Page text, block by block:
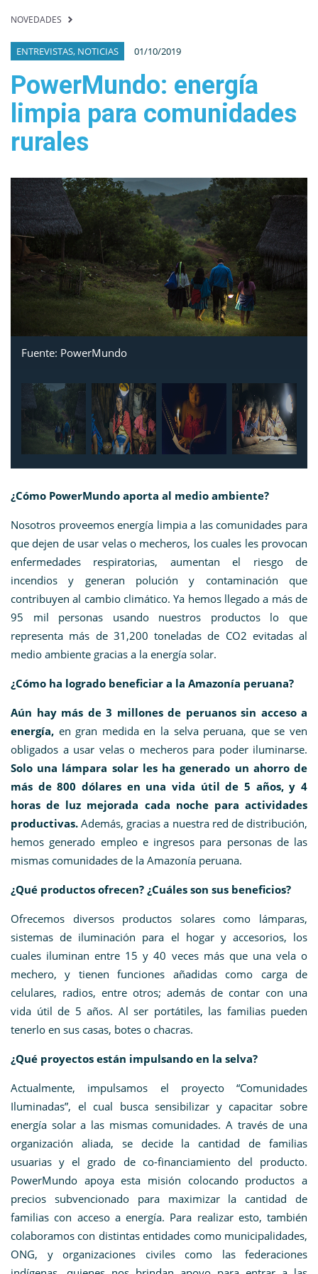
NOVEDADES
ENTREVISTAS, NOTICIAS 01/10/2019
PowerMundo: energía
limpia para comunidades
rurales
Fuente: PowerMundo
¿Cómo PowerMundo aporta al medio ambiente?
Nosotros proveemos energía limpia a las comunidades para
que dejen de usar velas o mecheros, los cuales les provocan
enfermedades respiratorias, aumentan el riesgo de
incendios y generan polución y contaminación que
contribuyen al cambio climático. Ya hemos llegado a más de
95 mil personas usando nuestros productos lo que
representa más de 31,200 toneladas de CO2 evitadas al
medio ambiente gracias a la energía solar.
¿Cómo ha logrado beneficiar a la Amazonía peruana?
Aún hay más de 3 millones de peruanos sin acceso a
energía, en gran medida en la selva peruana, que se ven
obligados a usar velas o mecheros para poder iluminarse.
Solo una lámpara solar les ha generado un ahorro de
más de 800 dólares en una vida útil de 5 años, y 4
horas de luz mejorada cada noche para actividades
productivas.Además, gracias a nuestra red de distribución,
hemos generado empleo e ingresos para personas de las
mismas comunidades de la Amazonía peruana.
¿Qué productos ofrecen? ¿Cuáles son sus beneficios?
Ofrecemos diversos productos solares como lámparas,
sistemas de iluminación para el hogar y accesorios, los
cuales iluminan entre 15 y 40 veces más que una vela o
mechero, y tienen funciones añadidas como carga de
celulares, radios, entre otros; además de contar con una
vida útil de 5 años. Al ser portátiles, las familias pueden
tenerlo en sus casas, botes o chacras.
¿Qué proyectos están impulsando en la selva?
Actualmente, impulsamos el proyecto “Comunidades
Iluminadas”, el cual busca sensibilizar y capacitar sobre
energía solar a las mismas comunidades. A través de una
organización aliada, se decide la cantidad de familias
usuarias y el grado de co-financiamiento del producto.
PowerMundo apoya esta misión colocando productos a
precios subvencionado para maximizar la cantidad de
familias con acceso a energía. Para realizar esto, también
colaboramos con distintas entidades como municipalidades,
ONG, y organizaciones civiles como las federaciones